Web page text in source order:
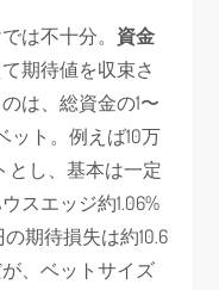
は不十分。 資金
期待値を収束さ
は、総資金の1〜
ット。例えば10万
とし、基本は一定
スエッジ約1.06%
期待損失は約10.6
、ベットサイズ